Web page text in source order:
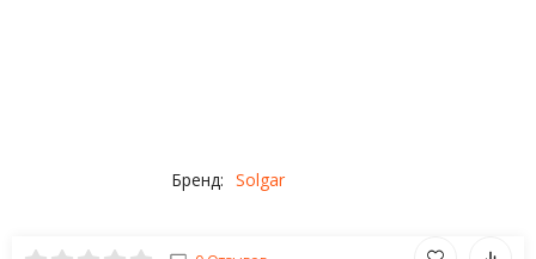
Бренд: Solgar